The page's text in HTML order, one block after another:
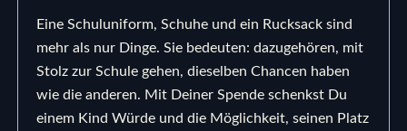
Eine Schuluniform, Schuhe und ein Rucksack sind
mehr als nur Dinge. Sie bedeuten: dazugehören, mit
Stolz zur Schule gehen, dieselben Chancen haben
wie die anderen. Mit Deiner Spende schenkst Du
einem Kind Würde und die Möglichkeit, seinen Platz